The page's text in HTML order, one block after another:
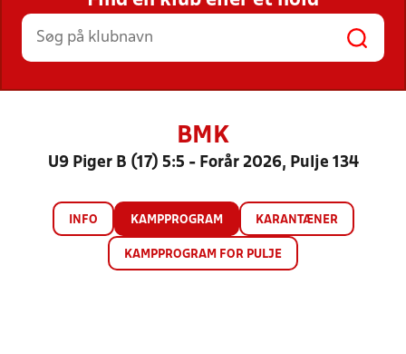
HOLD
BMK
U9 Piger B (17) 5:5 - Forår 2026, Pulje 134
INFO KAMPPROGRAM KARANTÆNER
KAMPPROGRAM FOR PULJE